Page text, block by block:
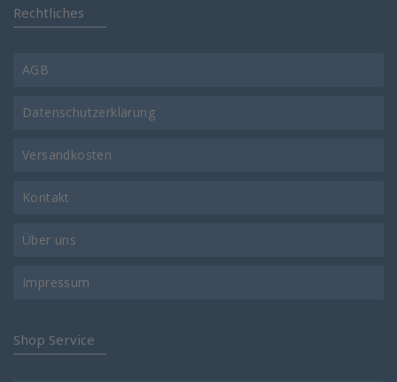
Rechtliches
AGB
Datenschutzerklärung
Versandkosten
Kontakt
Über uns
Impressum
Shop Service